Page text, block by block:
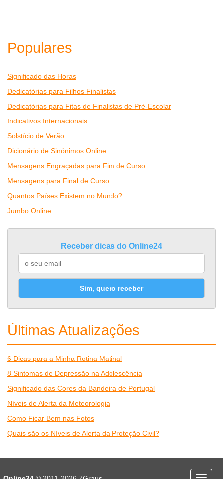
Populares
Significado das Horas
Dedicatórias para Filhos Finalistas
Dedicatórias para Fitas de Finalistas de Pré-Escolar
Indicativos Internacionais
Solstício de Verão
Dicionário de Sinónimos Online
Mensagens Engraçadas para Fim de Curso
Mensagens para Final de Curso
Quantos Países Existem no Mundo?
Jumbo Online
Receber dicas do Online24
Sim, quero receber
Últimas Atualizações
6 Dicas para a Minha Rotina Matinal
8 Sintomas de Depressão na Adolescência
Significado das Cores da Bandeira de Portugal
Níveis de Alerta da Meteorologia
Como Ficar Bem nas Fotos
Quais são os Níveis de Alerta da Proteção Civil?